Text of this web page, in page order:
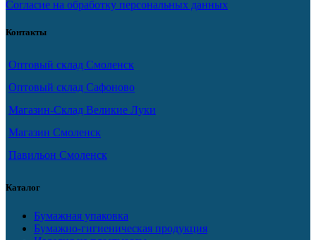
Согласие на обработку персональных данных
Контакты
Оптовый склад Смоленск
Оптовый склад Сафоново
Магазин-Склад Великие Луки
Магазин Смоленск
Павильон Смоленск
Каталог
Бумажная упаковка
Бумажно-гигиеническая продукция